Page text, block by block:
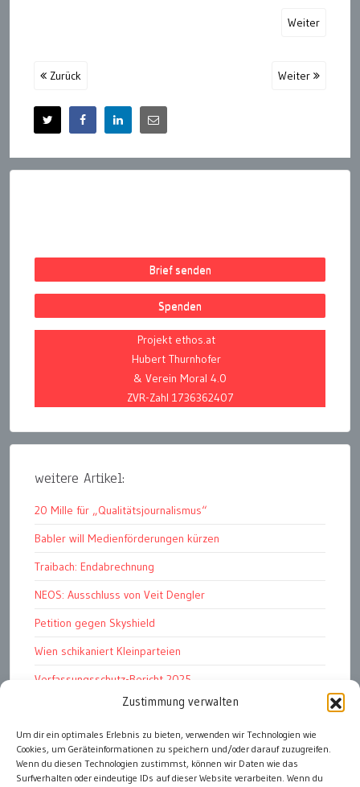
Zustimmung verwalten
Um dir ein optimales Erlebnis zu bieten, verwenden wir Technologien wie
Cookies, um Geräteinformationen zu speichern und/oder darauf zuzugreifen.
Wenn du diesen Technologien zustimmst, können wir Daten wie das
Surfverhalten oder eindeutige IDs auf dieser Website verarbeiten. Wenn du
Weiter
Zurück Weiter
Brief senden
Spenden
Projekt ethos.at
Hubert Thurnhofer
& Verein Moral 4.0
ZVR-Zahl 1736362407
weitere Artikel:
20 Mille für „Qualitätsjournalismus“
Babler will Medienförderungen kürzen
Traibach: Endabrechnung
NEOS: Ausschluss von Veit Dengler
Petition gegen Skyshield
Wien schikaniert Kleinparteien
Verfassungsschutz-Bericht 2025
Ziel: endloser Krieg
110 statt 90 Mille Medienförderung
Strafen für „Integrations-Verweigerer“